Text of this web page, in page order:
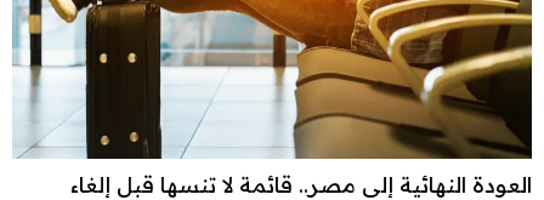
العودة النهائية إلى مصر.. قائمة لا تنسها قبل إلغاء